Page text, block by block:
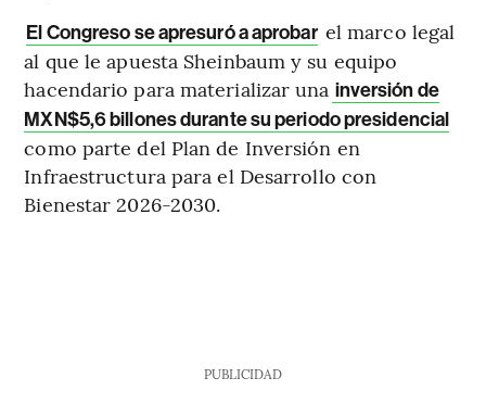
El Congreso se apresuró a aprobar el marco legal
al que le apuesta Sheinbaum y su equipo
hacendario para materializar una inversión de
MXN$5,6 billones durante su periodo presidencial
como parte del Plan de Inversión en
Infraestructura para el Desarrollo con
Bienestar 2026-2030.
PUBLICIDAD